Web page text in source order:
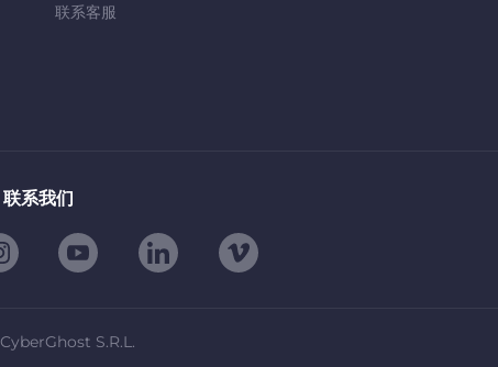
联系客服
联系我们
CyberGhost S.R.L.